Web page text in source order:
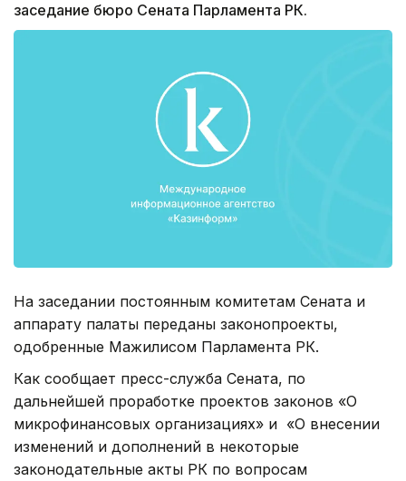
заседание бюро Сената Парламента РК.
На заседании постоянным комитетам Сената и
аппарату палаты переданы законопроекты,
одобренные Мажилисом Парламента РК.
Как сообщает пресс-служба Сената, по
дальнейшей проработке проектов законов «О
микрофинансовых организациях» и «О внесении
изменений и дополнений в некоторые
законодательные акты РК по вопросам